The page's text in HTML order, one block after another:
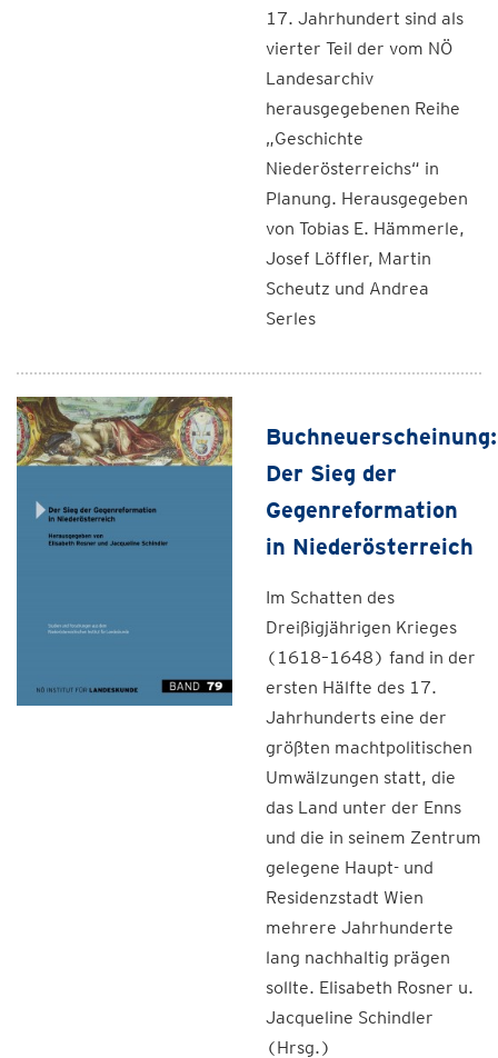
17. Jahrhundert sind als
vierter Teil der vom NÖ
Landesarchiv
herausgegebenen Reihe
„Geschichte
Niederösterreichs“ in
Planung. Herausgegeben
von Tobias E. Hämmerle,
Josef Löffler, Martin
Scheutz und Andrea
Serles
Buchneuerscheinung:
Der Sieg der
Gegenreformation
in Niederösterreich
Im Schatten des
Dreißigjährigen Krieges
(1618–1648) fand in der
ersten Hälfte des 17.
Jahrhunderts eine der
größten machtpolitischen
Umwälzungen statt, die
das Land unter der Enns
und die in seinem Zentrum
gelegene Haupt- und
Residenzstadt Wien
mehrere Jahrhunderte
lang nachhaltig prägen
sollte. Elisabeth Rosner u.
Jacqueline Schindler
(Hrsg.)